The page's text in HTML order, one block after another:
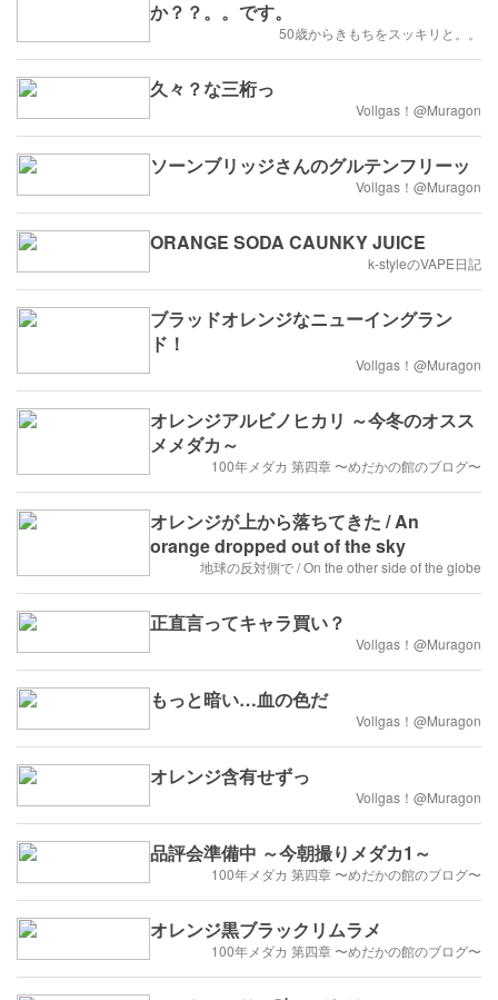
か？？。。です。
50歳からきもちをスッキリと。。
久々？な三桁っ
Vollgas！@Muragon
ソーンブリッジさんのグルテンフリーッ
Vollgas！@Muragon
ORANGE SODA CAUNKY JUICE
k-styleのVAPE日記
ブラッドオレンジなニューイングラン
ド！
Vollgas！@Muragon
オレンジアルビノヒカリ ～今冬のオスス
メメダカ～
100年メダカ 第四章 〜めだかの館のブログ〜
オレンジが上から落ちてきた / An
orange dropped out of the sky
地球の反対側で / On the other side of the globe
正直言ってキャラ買い？
Vollgas！@Muragon
もっと暗い…血の色だ
Vollgas！@Muragon
オレンジ含有せずっ
Vollgas！@Muragon
品評会準備中 ～今朝撮りメダカ1～
100年メダカ 第四章 〜めだかの館のブログ〜
オレンジ黒ブラックリムラメ
100年メダカ 第四章 〜めだかの館のブログ〜